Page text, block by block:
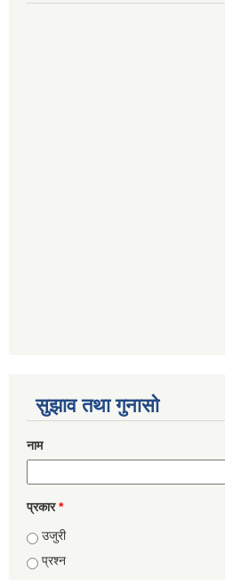
सुझाव तथा गुनासो
नाम
प्रकार*
उजुरी
प्रश्न